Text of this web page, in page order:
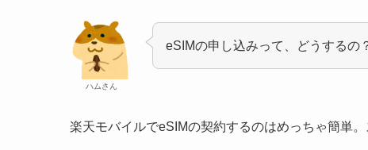
ハムさん
eSIMの申し込みって、どうするの
楽天モバイルでeSIMの契約するのはめっちゃ簡単